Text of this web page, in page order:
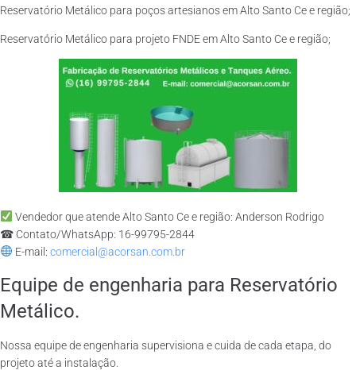
Reservatório Metálico para poços artesianos em Alto Santo Ce e região;
Reservatório Metálico para projeto FNDE em Alto Santo Ce e região;
Vendedor que atende Alto Santo Ce e região: Anderson Rodrigo
☎ Contato/WhatsApp: 16-99795-2844
E-mail: comercial@acorsan.com.br
Equipe de engenharia para Reservatório
Metálico.
Nossa equipe de engenharia supervisiona e cuida de cada etapa, do
projeto até a instalação.